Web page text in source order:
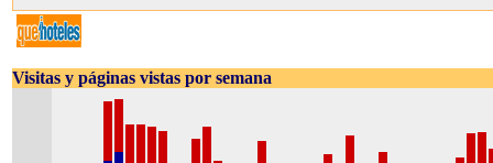
Visitas y páginas vistas por semana